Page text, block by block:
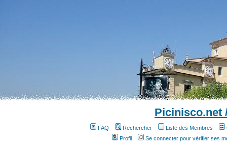
Picinisco.net
FAQ Rechercher Liste des Membres
Profil
Se connecter pour vérifier ses